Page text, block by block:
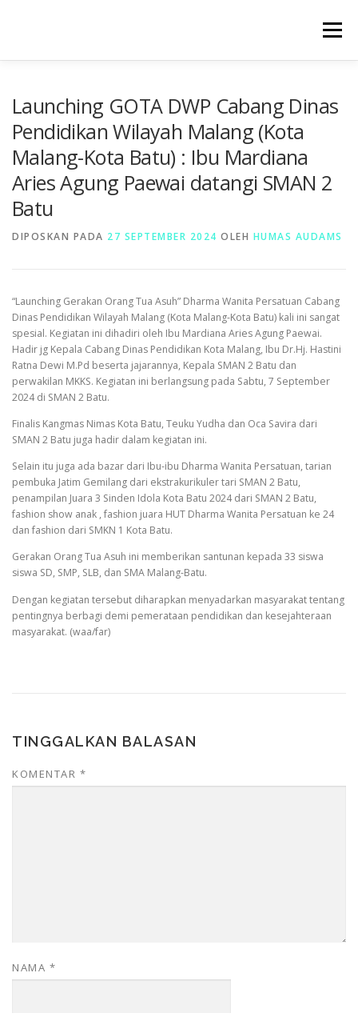
Menu
KESISWAAAN KURIKULUM GALERI
Launching GOTA DWP Cabang Dinas
Pendidikan Wilayah Malang (Kota
Malang-Kota Batu) : Ibu Mardiana
Aries Agung Paewai datangi SMAN 2
Batu
DIPOSKAN PADA 27 SEPTEMBER 2024 OLEH HUMAS AUDAMS
“Launching Gerakan Orang Tua Asuh” Dharma Wanita Persatuan Cabang
Dinas Pendidikan Wilayah Malang (Kota Malang-Kota Batu) kali ini sangat
spesial. Kegiatan ini dihadiri oleh Ibu Mardiana Aries Agung Paewai.
Hadir jg Kepala Cabang Dinas Pendidikan Kota Malang, Ibu Dr.Hj. Hastini
Ratna Dewi M.Pd beserta jajarannya, Kepala SMAN 2 Batu dan
perwakilan MKKS. Kegiatan ini berlangsung pada Sabtu, 7 September
2024 di SMAN 2 Batu.
Finalis Kangmas Nimas Kota Batu, Teuku Yudha dan Oca Savira dari
SMAN 2 Batu juga hadir dalam kegiatan ini.
Selain itu juga ada bazar dari Ibu-ibu Dharma Wanita Persatuan, tarian
pembuka Jatim Gemilang dari ekstrakurikuler tari SMAN 2 Batu,
penampilan Juara 3 Sinden Idola Kota Batu 2024 dari SMAN 2 Batu,
fashion show anak , fashion juara HUT Dharma Wanita Persatuan ke 24
dan fashion dari SMKN 1 Kota Batu.
Gerakan Orang Tua Asuh ini memberikan santunan kepada 33 siswa
siswa SD, SMP, SLB, dan SMA Malang-Batu.
Dengan kegiatan tersebut diharapkan menyadarkan masyarakat tentang
pentingnya berbagi demi pemerataan pendidikan dan kesejahteraan
masyarakat. (waa/far)
TINGGALKAN BALASAN
KOMENTAR *
NAMA *